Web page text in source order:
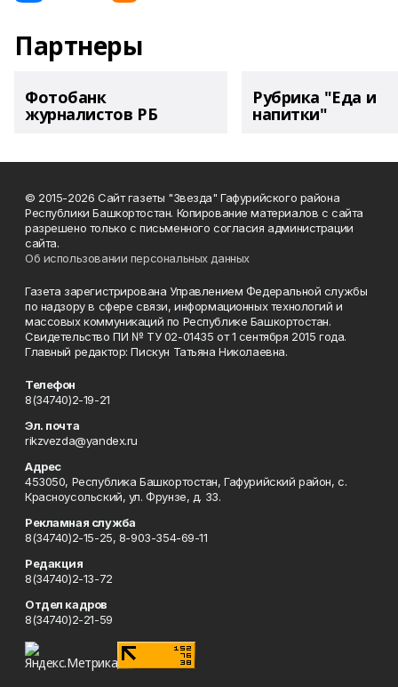
Партнеры
Фотобанк
журналистов РБ
Рубрика "Еда и
напитки"
© 2015-2026 Сайт газеты "Звезда" Гафурийского района
Республики Башкортостан. Копирование материалов с сайта
разрешено только с письменного согласия администрации
сайта.
Об использовании персональных данных
Газета зарегистрирована Управлением Федеральной службы
по надзору в сфере связи, информационных технологий и
массовых коммуникаций по Республике Башкортостан.
Свидетельство ПИ № ТУ 02-01435 от 1 сентября 2015 года.
Главный редактор: Пискун Татьяна Николаевна.
Телефон
8(34740)2-19-21
Эл. почта
rikzvezda@yandex.ru
Адрес
453050, Республика Башкортостан, Гафурийский район, с.
Красноусольский, ул. Фрунзе, д. 33.
Рекламная служба
8(34740)2-15-25, 8-903-354-69-11
Редакция
8(34740)2-13-72
Отдел кадров
8(34740)2-21-59